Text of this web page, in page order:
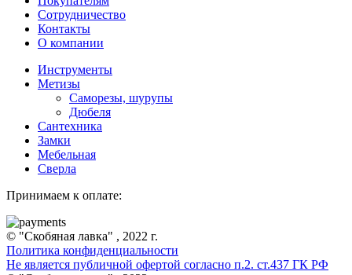
Сотрудничество
Контакты
О компании
Инструменты
Метизы
Саморезы, шурупы
Дюбеля
Сантехника
Замки
Мебельная
Сверла
Принимаем к оплате:
© "Скобяная лавка" , 2022 г.
Политика конфиденциальности
Не является публичной офертой согласно п.2. ст.437 ГК РФ